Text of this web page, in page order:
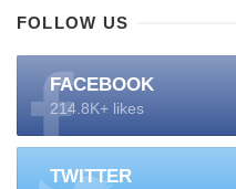
FOLLOW US
FACEBOOK
214.8K+ likes
TWITTER